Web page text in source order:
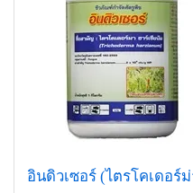
อินดิวเซอร์ (ไตรโคเดอร์